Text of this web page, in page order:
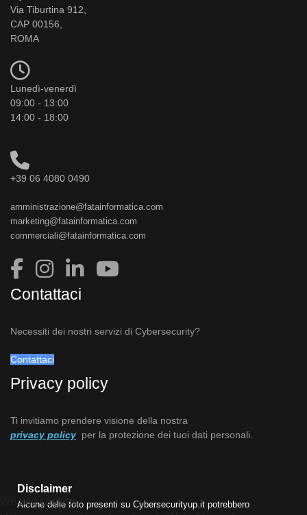
Via Tiburtina 912,
CAP 00156,
ROMA
Lunedì-venerdì
09:00 - 13:00
14:00 - 18:00
+39 06 4080 0490
amministrazione@fatainformatica.com
marketing@fatainformatica.com
commerciali@fatainformatica.com
Contattaci
Necessiti dei nostri servizi di Cybersecurity?
Contattaci
Privacy policy
Ti invitiamo prendere visione della nostra
privacy policy per la protezione dei tuoi dati personali.
Disclaimer
Alcune delle foto presenti su Cybersecurityup.it potrebbero
We use cookies